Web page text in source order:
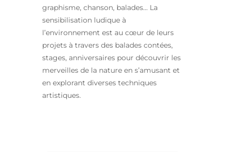
graphisme, chanson, balades… La
sensibilisation ludique à
l’environnement est au cœur de leurs
projets à travers des balades contées,
stages, anniversaires pour découvrir les
merveilles de la nature en s’amusant et
en explorant diverses techniques
artistiques.